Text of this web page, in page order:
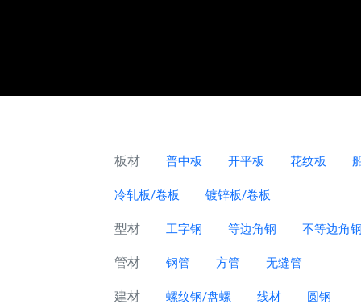
板材 普中板 开平板 花纹板
冷轧板/卷板 镀锌板/卷板
型材 工字钢 等边角钢 不等边角
管材 钢管 方管 无缝管
建材 螺纹钢/盘螺 线材 圆钢